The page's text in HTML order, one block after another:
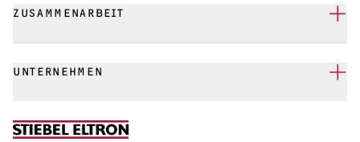
ZUSAMMENARBEIT
UNTERNEHMEN